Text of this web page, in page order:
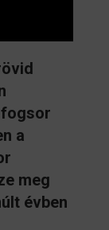
a
meg
évben